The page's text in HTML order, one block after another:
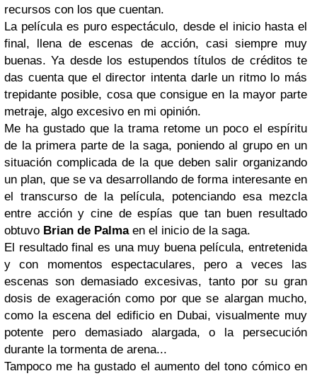
recursos con los que cuentan.
La película es puro espectáculo, desde el inicio hasta el
final, llena de escenas de acción, casi siempre muy
buenas. Ya desde los estupendos títulos de créditos te
das cuenta que el director intenta darle un ritmo lo más
trepidante posible, cosa que consigue en la mayor parte
metraje, algo excesivo en mi opinión.
Me ha gustado que la trama retome un poco el espíritu
de la primera parte de la saga, poniendo al grupo en un
situación complicada de la que deben salir organizando
un plan, que se va desarrollando de forma interesante en
el transcurso de la película, potenciando esa mezcla
entre acción y cine de espías que tan buen resultado
obtuvo Brian de Palmaen el inicio de la saga.
El resultado final es una muy buena película, entretenida
y con momentos espectaculares, pero a veces las
escenas son demasiado excesivas, tanto por su gran
dosis de exageración como por que se alargan mucho,
como la escena del edificio en Dubai, visualmente muy
potente pero demasiado alargada, o la persecución
durante la tormenta de arena...
Tampoco me ha gustado el aumento del tono cómico en